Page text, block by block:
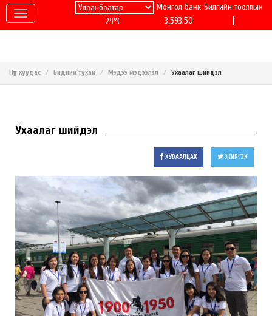
29°C
Монгол банк
3,593.50
Билгийн тооллын
Нүүр хуудас Бидний тухай Мэдээ мэдээлэл Ухаалаг шийдэл
Ухаалаг шийдэл
ХУВААЛЦАХ ЖИРГЭХ